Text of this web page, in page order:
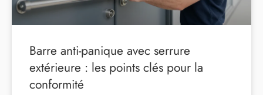
Barre anti-panique avec serrure
extérieure : les points clés pour la
conformité